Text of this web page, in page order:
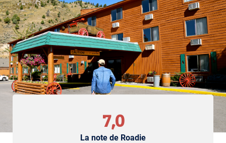
7,0
La note de Roadie